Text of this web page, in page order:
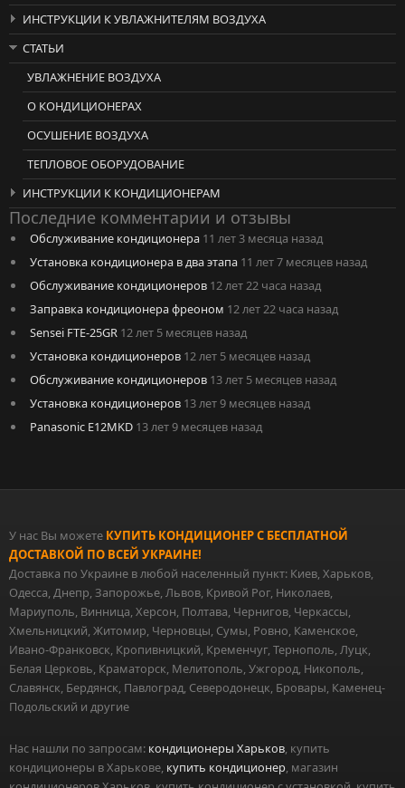
ИНСТРУКЦИИ К УВЛАЖНИТЕЛЯМ ВОЗДУХА
СТАТЬИ
УВЛАЖНЕНИЕ ВОЗДУХА
О КОНДИЦИОНЕРАХ
ОСУШЕНИЕ ВОЗДУХА
ТЕПЛОВОЕ ОБОРУДОВАНИЕ
ИНСТРУКЦИИ К КОНДИЦИОНЕРАМ
Последние комментарии и отзывы
Обслуживание кондиционера 11 лет 3 месяца назад
Установка кондиционера в два этапа 11 лет 7 месяцев назад
Обслуживание кондиционеров 12 лет 22 часа назад
Заправка кондиционера фреоном 12 лет 22 часа назад
Sensei FTE-25GR 12 лет 5 месяцев назад
Установка кондиционеров 12 лет 5 месяцев назад
Обслуживание кондиционеров 13 лет 5 месяцев назад
Установка кондиционеров 13 лет 9 месяцев назад
Panasonic E12MKD 13 лет 9 месяцев назад
У нас Вы можете КУПИТЬ КОНДИЦИОНЕР С БЕСПЛАТНОЙ
ДОСТАВКОЙ ПО ВСЕЙ УКРАИНЕ!
Доставка по Украине в любой населенный пункт: Киев, Харьков,
Одесса, Днепр, Запорожье, Львов, Кривой Рог, Николаев,
Мариуполь, Винница, Херсон, Полтава, Чернигов, Черкассы,
Хмельницкий, Житомир, Черновцы, Сумы, Ровно, Каменское,
Ивано-Франковск, Кропивницкий, Кременчуг, Тернополь, Луцк,
Белая Церковь, Краматорск, Мелитополь, Ужгород, Никополь,
Славянск, Бердянск, Павлоград, Северодонецк, Бровары, Каменец-
Подольский и другие
Нас нашли по запросам: кондиционеры Харьков, купить
кондиционеры в Харькове, купить кондиционер, магазин